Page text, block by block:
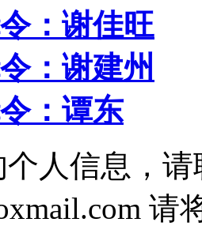
：谢佳旺
：谢建州
：谭东
人信息，
请